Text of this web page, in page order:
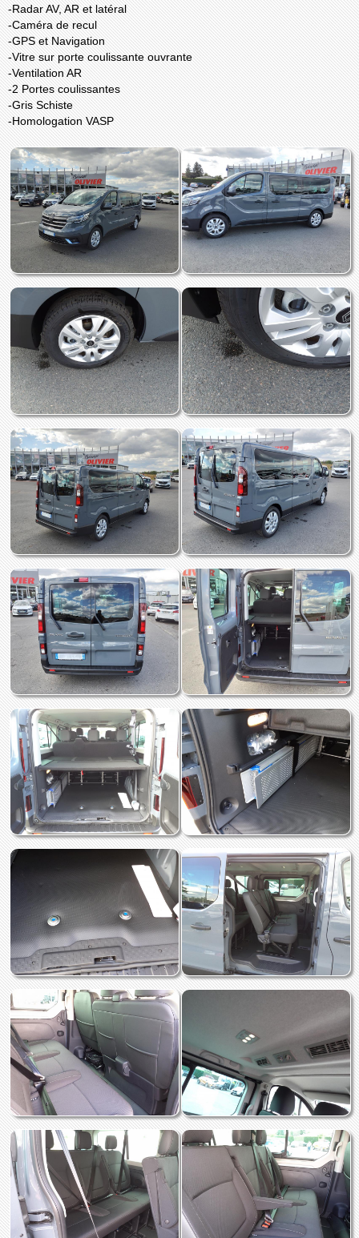
-Radar AV, AR et latéral
-Caméra de recul
-GPS et Navigation
-Vitre sur porte coulissante ouvrante
-Ventilation AR
-2 Portes coulissantes
-Gris Schiste
-Homologation VASP